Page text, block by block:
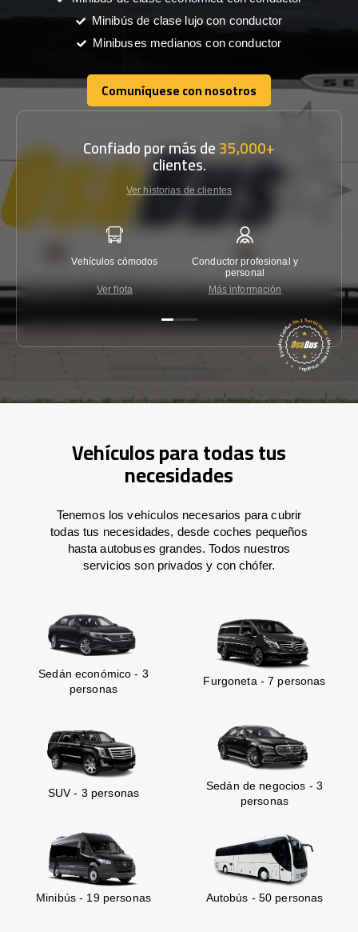
Minibús de clase lujo con conductor
Minibuses medianos con conductor
Comuníquese con nosotros
Comuníquese con nosotros
Confiado por más de35,000+
clientes.
Ver historias de clientes
Vehículos cómodos
Ver flota
Conductor profesional y
personal
Más información
Vehículos para todas tus
necesidades
Tenemos los vehículos necesarios para cubrir
todas tus necesidades, desde coches pequeños
hasta autobuses grandes. Todos nuestros
servicios son privados y con chófer.
Sedán económico - 3
personas
Furgoneta - 7 personas
SUV - 3 personas
Sedán de negocios - 3
personas
Minibús - 19 personas Autobús - 50 personas